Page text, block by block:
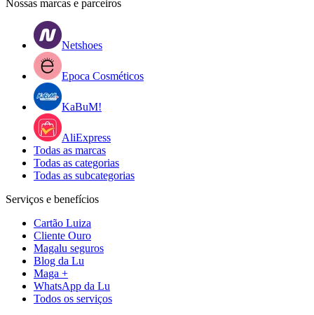
Nossas marcas e parceiros
Netshoes
Epoca Cosméticos
KaBuM!
AliExpress
Todas as marcas
Todas as categorias
Todas as subcategorias
Serviços e benefícios
Cartão Luiza
Cliente Ouro
Magalu seguros
Blog da Lu
Maga +
WhatsApp da Lu
Todos os serviços